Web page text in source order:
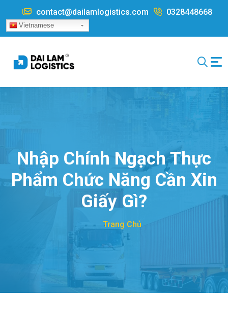
Nhảy đến nội dung
contact@dailamlogistics.com 0328448668
Vietnamese
Nhập Chính Ngạch Thực
Phẩm Chức Năng Cần Xin
Giấy Gì?
Trang Chủ